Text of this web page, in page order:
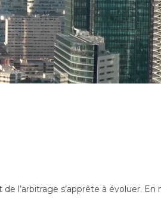
l’arbitrage s’apprête à évoluer. En